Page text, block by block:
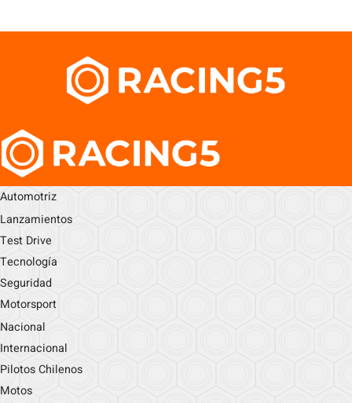
Automotriz
Lanzamientos
Test Drive
Tecnología
Seguridad
Motorsport
Nacional
Internacional
Pilotos Chilenos
Motos